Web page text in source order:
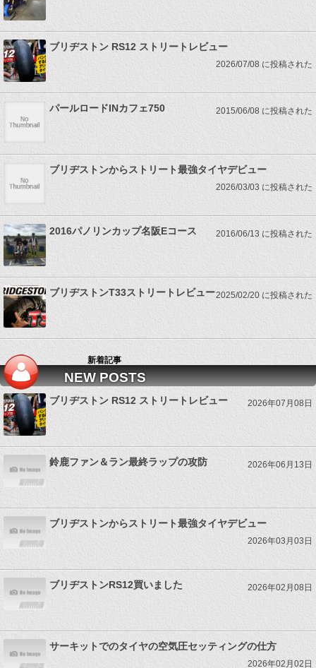
ブリヂストン RS12 ストリートレビュー
2026/07/08 に投稿された
パールロードINカフェ750 2015/06/08 に投稿された
ブリヂストンからストリート最強タイヤデビュー
2026/03/03 に投稿された
2016パノリンカップ名阪Eコース 2016/06/13 に投稿された
ブリヂストンT33ストリートレビュー2025/02/20 に投稿された
新着記事
NEW POSTS
ブリヂストン RS12 ストリートレビュー 2026年07月08日
鈴鹿ファン＆ラン最終ラップの攻防 2026年06月13日
ブリヂストンからストリート最強タイヤデビュー
2026年03月03日
ブリヂストンRS12買いました 2026年02月08日
サーキットでのタイヤの空気圧セッティングの仕方
2026年02月02日